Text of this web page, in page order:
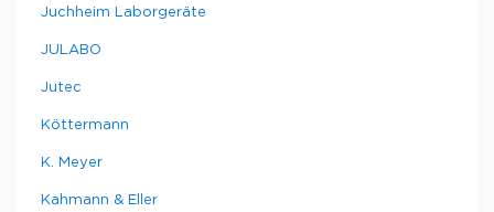
Juchheim Laborgeräte
JULABO
Jutec
Köttermann
K. Meyer
Kahmann & Eller